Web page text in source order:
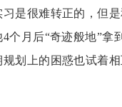
是很难转正的，但
个月后“奇迹般地”拿
划上的困惑也试着